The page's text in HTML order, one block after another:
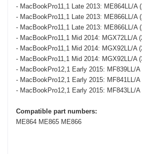
- MacBookPro11,1 Late 2013: ME864LL/A
- MacBookPro11,1 Late 2013: ME866LL/A
- MacBookPro11,1 Late 2013: ME866LL/A
- MacBookPro11,1 Mid 2014: MGX72LL/A
- MacBookPro11,1 Mid 2014: MGX92LL/A
- MacBookPro11,1 Mid 2014: MGX92LL/A
- MacBookPro12,1 Early 2015: MF839LL/
- MacBookPro12,1 Early 2015: MF841LL/
- MacBookPro12,1 Early 2015: MF843LL/
Compatible part numbers:
ME864 ME865 ME866